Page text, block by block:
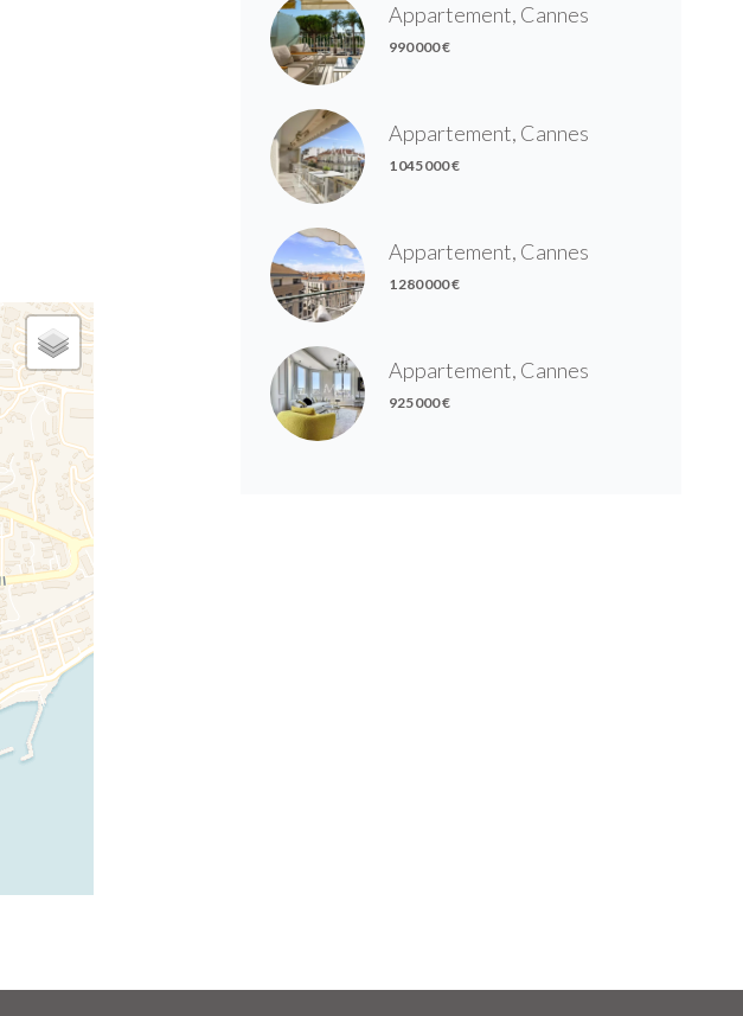
Appartement, Cannes
990 000 €
Appartement, Cannes
1 045 000 €
Appartement, Cannes
1 280 000 €
Appartement, Cannes
925 000 €